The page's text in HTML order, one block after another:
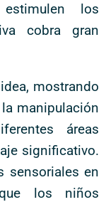
los
cobra gran
mostrando
manipulación
áreas
significativo.
sensoriales en
los niños